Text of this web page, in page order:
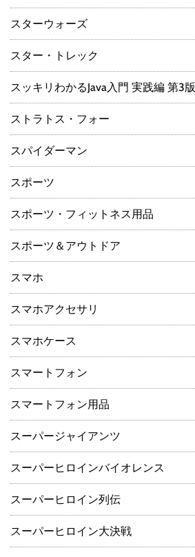
スターウォーズ
スター・トレック
スッキリわかるJava入門 実践編 第3版
ストラトス・フォー
スパイダーマン
スポーツ
スポーツ・フィットネス用品
スポーツ＆アウトドア
スマホ
スマホアクセサリ
スマホケース
スマートフォン
スマートフォン用品
スーパージャイアンツ
スーパーヒロインバイオレンス
スーパーヒロイン列伝
スーパーヒロイン大決戦